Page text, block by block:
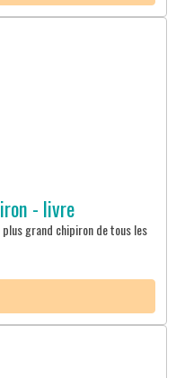
- livre
grand chipiron de tous les